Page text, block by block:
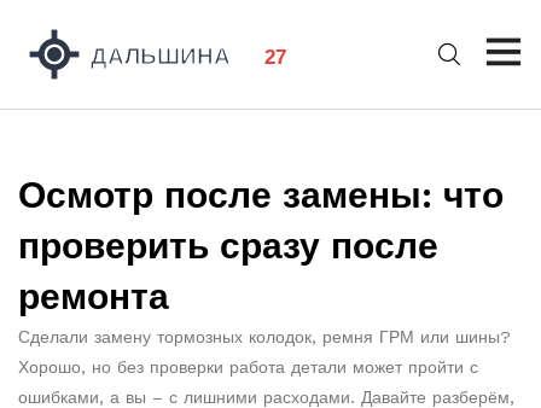
Осмотр после замены: что
проверить сразу после
ремонта
Сделали замену тормозных колодок, ремня ГРМ или шины?
Хорошо, но без проверки работа детали может пройти с
ошибками, а вы – с лишними расходами. Давайте разберём,